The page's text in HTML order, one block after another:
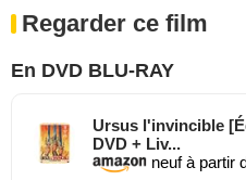
Regarder ce film
En DVD BLU-RAY
Ursus l'invincible
DVD + Liv...
neuf à partir